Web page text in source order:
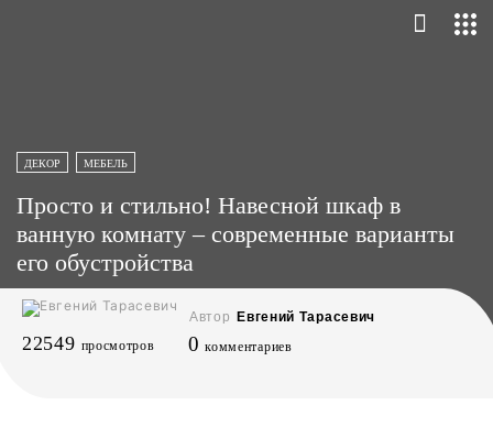
ДЕКОР МЕБЕЛЬ
Просто и стильно! Навесной шкаф в
ванную комнату – современные варианты
его обустройства
Автор Евгений Тарасевич
22549 просмотров 0 комментариев